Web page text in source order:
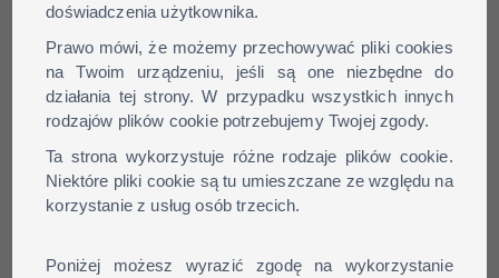
doświadczenia użytkownika.
Prawo mówi, że możemy przechowywać pliki cookies
na Twoim urządzeniu, jeśli są one niezbędne do
działania tej strony. W przypadku wszystkich innych
rodzajów plików cookie potrzebujemy Twojej zgody.
Ta strona wykorzystuje różne rodzaje plików cookie.
Niektóre pliki cookie są tu umieszczane ze względu na
korzystanie z usług osób trzecich.
Poniżej możesz wyrazić zgodę na wykorzystanie